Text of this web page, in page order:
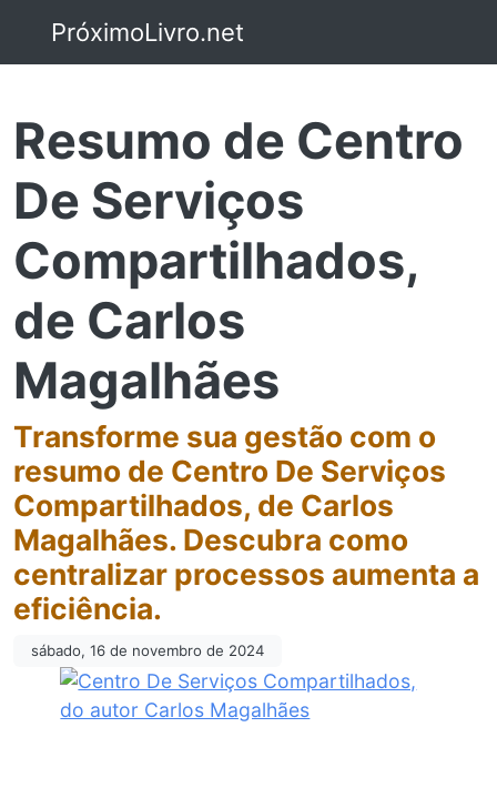
PróximoLivro.net
Resumo de Centro
De Serviços
Compartilhados,
de Carlos
Magalhães
Transforme sua gestão com o
resumo de Centro De Serviços
Compartilhados, de Carlos
Magalhães. Descubra como
centralizar processos aumenta a
eficiência.
sábado, 16 de novembro de 2024